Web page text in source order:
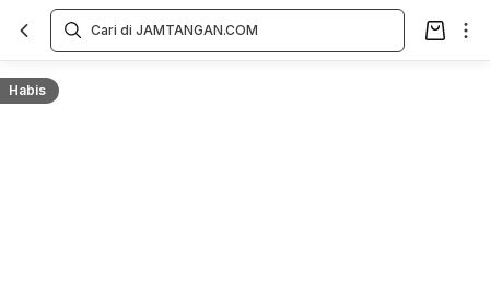
Habis
Overview